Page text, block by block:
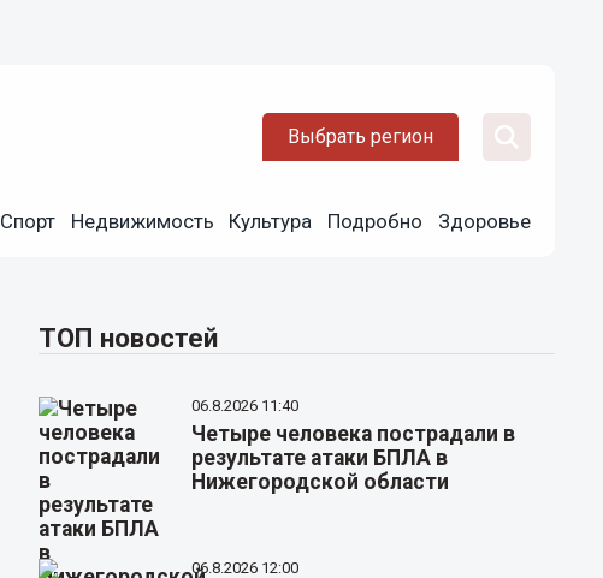
Выбрать регион
Спорт Недвижимость Культура Подробно Здоровье
ТОП новостей
06.8.2026 11:40
Четыре человека пострадали в
результате атаки БПЛА в
Нижегородской области
06.8.2026 12:00